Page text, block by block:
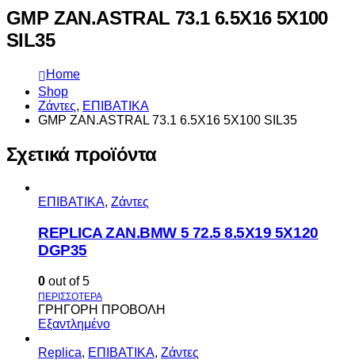
GMP ZAN.ASTRAL 73.1 6.5X16 5X100
SIL35
Home
Shop
Ζάντες, ΕΠΙΒΑΤΙΚΑ
GMP ZAN.ASTRAL 73.1 6.5X16 5X100 SIL35
Σχετικά προϊόντα
ΕΠΙΒΑΤΙΚΑ, Ζάντες
REPLICA ZAN.BMW 5 72.5 8.5X19 5X120
DGP35
0 out of 5
ΓΡΗΓΟΡΗ ΠΡΟΒΟΛΗ
Εξαντλημένο
Replica, ΕΠΙΒΑΤΙΚΑ, Ζάντες